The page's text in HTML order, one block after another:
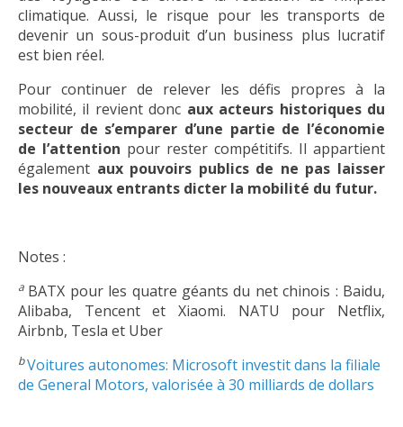
climatique. Aussi, le risque pour les transports de
devenir un sous-produit d’un business plus lucratif
est bien réel.
Pour continuer de relever les défis propres à la
mobilité, il revient donc aux acteurs historiques du
secteur de s’emparer d’une partie de l’économie
de l’attention pour rester compétitifs. Il appartient
également aux pouvoirs publics de ne pas laisser
les nouveaux entrants dicter la mobilité du futur.
Notes :
a BATX pour les quatre géants du net chinois : Baidu,
Alibaba, Tencent et Xiaomi. NATU pour Netflix,
Airbnb, Tesla et Uber
bVoitures autonomes: Microsoft investit dans la filiale
de General Motors, valorisée à 30 milliards de dollars